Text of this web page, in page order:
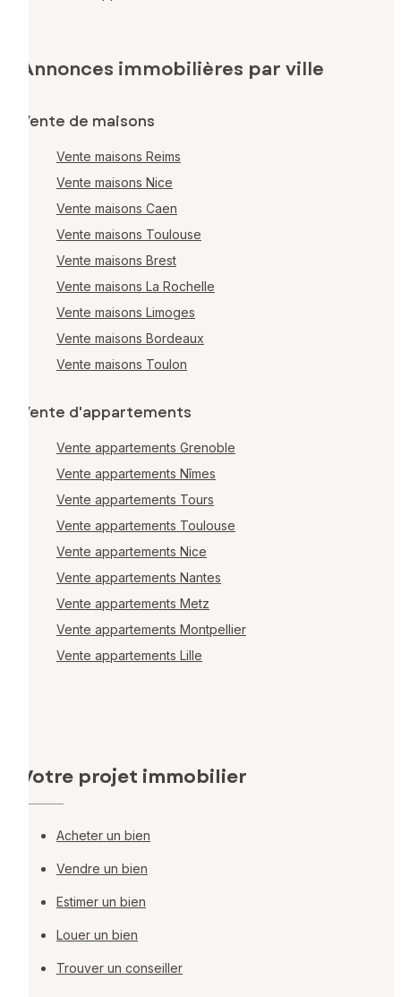
Annonces immobilières par ville
Vente de maisons
Vente maisons Reims
Vente maisons Nice
Vente maisons Caen
Vente maisons Toulouse
Vente maisons Brest
Vente maisons La Rochelle
Vente maisons Limoges
Vente maisons Bordeaux
Vente maisons Toulon
Vente d'appartements
Vente appartements Grenoble
Vente appartements Nîmes
Vente appartements Tours
Vente appartements Toulouse
Vente appartements Nice
Vente appartements Nantes
Vente appartements Metz
Vente appartements Montpellier
Vente appartements Lille
Votre projet immobilier
Acheter un bien
Vendre un bien
Estimer un bien
Louer un bien
Trouver un conseiller